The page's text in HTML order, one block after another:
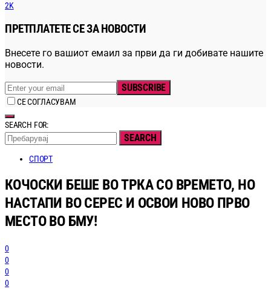
2K
ПРЕТПЛАТЕТЕ СЕ ЗА НОВОСТИ
Внесете го вашиот емаил за први да ги добивате нашите
новости.
SUBSCRIBE
СЕ СОГЛАСУВАМ
SEARCH FOR:
SEARCH
СПОРТ
КОЧОСКИ БЕШЕ ВО ТРКА СО ВРЕМЕТО, НО
НАСТАПИ ВО СЕРЕС И ОСВОИ НОВО ПРВО
МЕСТО ВО БМУ!
0
0
0
0